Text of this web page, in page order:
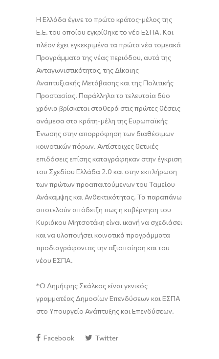
Η Ελλάδα έγινε το πρώτο κράτος-μέλος της
Ε.Ε. του οποίου εγκρίθηκε το νέο ΕΣΠΑ. Και
πλέον έχει εγκεκριμένα τα πρώτα νέα τομεακά
Προγράμματα της νέας περιόδου, αυτά της
Ανταγωνιστικότητας, της Δίκαιης
Αναπτυξιακής Μετάβασης και της Πολιτικής
Προστασίας. Παράλληλα τα τελευταία δύο
χρόνια βρίσκεται σταθερά στις πρώτες θέσεις
ανάμεσα στα κράτη-μέλη της Ευρωπαϊκής
Ένωσης στην απορρόφηση των διαθέσιμων
κοινοτικών πόρων. Αντίστοιχες θετικές
επιδόσεις επίσης καταγράφηκαν στην έγκριση
του Σχεδίου Ελλάδα 2.0 και στην εκπλήρωση
των πρώτων προαπαιτούμενων του Ταμείου
Ανάκαμψης και Ανθεκτικότητας. Τα παραπάνω
αποτελούν απόδειξη πως η κυβέρνηση του
Κυριάκου Μητσοτάκη είναι ικανή να σχεδιάσει
και να υλοποιήσει κοινοτικά προγράμματα
προδιαγράφοντας την αξιοποίηση και του
νέου ΕΣΠΑ.
*Ο Δημήτρης Σκάλκος είναι γενικός
γραμματέας Δημοσίων Επενδύσεων και ΕΣΠΑ
στο Υπουργείο Ανάπτυξης και Επενδύσεων.
Facebook Twitter